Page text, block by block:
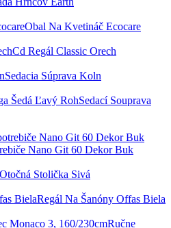
Obal Na Kvetináč Ecocare
Cd Regál Classic Orech
Sedacia Súprava Koln
Sedací Souprava
Nano Git 60 Dekor Buk
Otočná Stolička Sivá
Regál Na Šanóny Offas Biela
Ručne